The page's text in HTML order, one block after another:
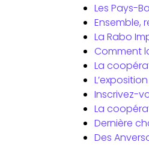
Les Pays-
Ensemble,
La Rabo
Comment
La
Inscrivez-
La
Dernière
Des